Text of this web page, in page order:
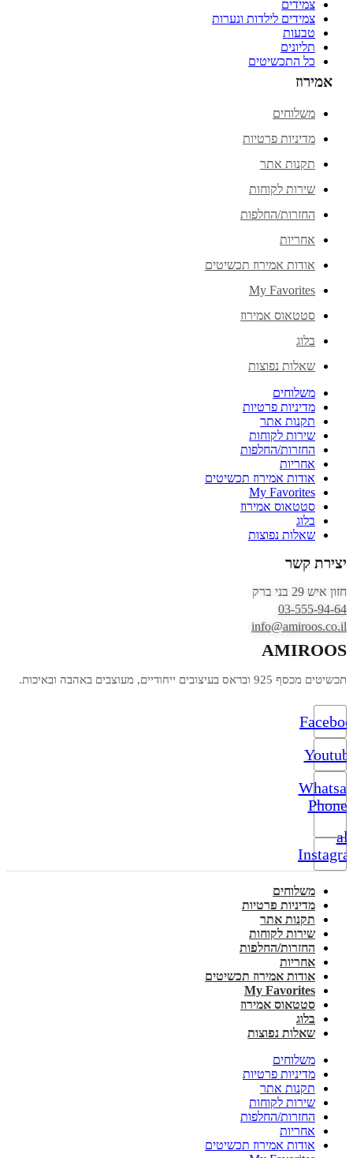
צמידים
צמידים לילדות ונערות
טבעות
תליונים
כל התכשיטים
אמירוז
משלוחים
מדיניות פרטיות
תקנות אתר
שירות לקוחות
החזרות/החלפות
אחריות
אודות אמירוז תכשיטים
My Favorites
סטטאוס אמירוז
בלוג
שאלות נפוצות
משלוחים
מדיניות פרטיות
תקנות אתר
שירות לקוחות
החזרות/החלפות
אחריות
אודות אמירוז תכשיטים
My Favorites
סטטאוס אמירוז
בלוג
שאלות נפוצות
יצירת קשר
חזון איש 29 בני ברק
03-555-94-64
info@amiroos.co.il
AMIROOS
תכשיטים מכסף 925 ובראס בעיצובים ייחודיים, מעוצבים באהבה ובאיכות.
Phone-
alt
משלוחים
מדיניות פרטיות
תקנות אתר
שירות לקוחות
החזרות/החלפות
אחריות
אודות אמירוז תכשיטים
My Favorites
סטטאוס אמירוז
בלוג
שאלות נפוצות
משלוחים
מדיניות פרטיות
תקנות אתר
שירות לקוחות
החזרות/החלפות
אחריות
אודות אמירוז תכשיטים